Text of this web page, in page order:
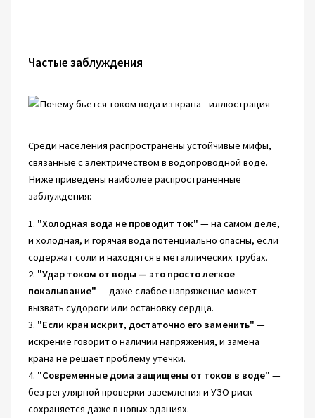
Частые заблуждения
Среди населения распространены устойчивые мифы,
связанные с электричеством в водопроводной воде.
Ниже приведены наиболее распространенные
заблуждения:
1. "Холодная вода не проводит ток" — на самом деле,
и холодная, и горячая вода потенциально опасны, если
содержат соли и находятся в металлических трубах.
2. "Удар током от воды — это просто легкое
покалывание" — даже слабое напряжение может
вызвать судороги или остановку сердца.
3. "Если кран искрит, достаточно его заменить" —
искрение говорит о наличии напряжения, и замена
крана не решает проблему утечки.
4. "Современные дома защищены от токов в воде" —
без регулярной проверки заземления и УЗО риск
сохраняется даже в новых зданиях.